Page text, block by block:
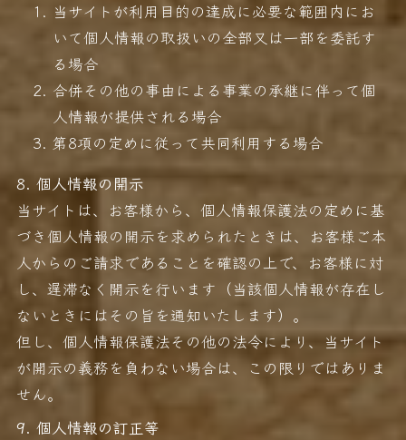
当サイトが利用目的の達成に必要な範囲内にお
いて個人情報の取扱いの全部又は一部を委託す
る場合
合併その他の事由による事業の承継に伴って個
人情報が提供される場合
第8項の定めに従って共同利用する場合
8. 個人情報の開示
当サイトは、お客様から、個人情報保護法の定めに基
づき個人情報の開示を求められたときは、お客様ご本
人からのご請求であることを確認の上で、お客様に対
し、遅滞なく開示を行います（当該個人情報が存在し
ないときにはその旨を通知いたします）。
但し、個人情報保護法その他の法令により、当サイト
が開示の義務を負わない場合は、この限りではありま
せん。
9. 個人情報の訂正等